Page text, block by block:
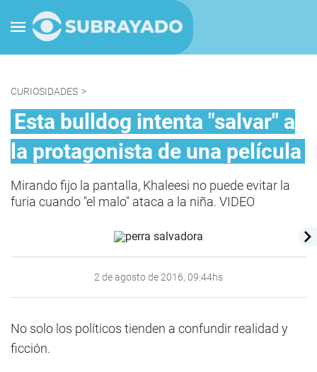
CURIOSIDADES >
Esta bulldog intenta "salvar" a
la protagonista de una película
Mirando fijo la pantalla, Khaleesi no puede evitar la
furia cuando "el malo" ataca a la niña. VIDEO
2 de agosto de 2016, 09:44hs
No solo los políticos tienden a confundir realidad y
ficción.